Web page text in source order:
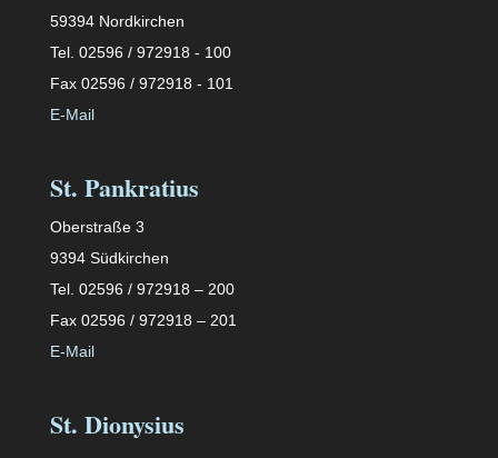
59394 Nordkirchen
Tel. 02596 / 972918 - 100
Fax 02596 / 972918 - 101
E-Mail
St. Pankratius
Oberstraße 3
9394 Südkirchen
Tel. 02596 / 972918 – 200
Fax 02596 / 972918 – 201
E-Mail
St. Dionysius